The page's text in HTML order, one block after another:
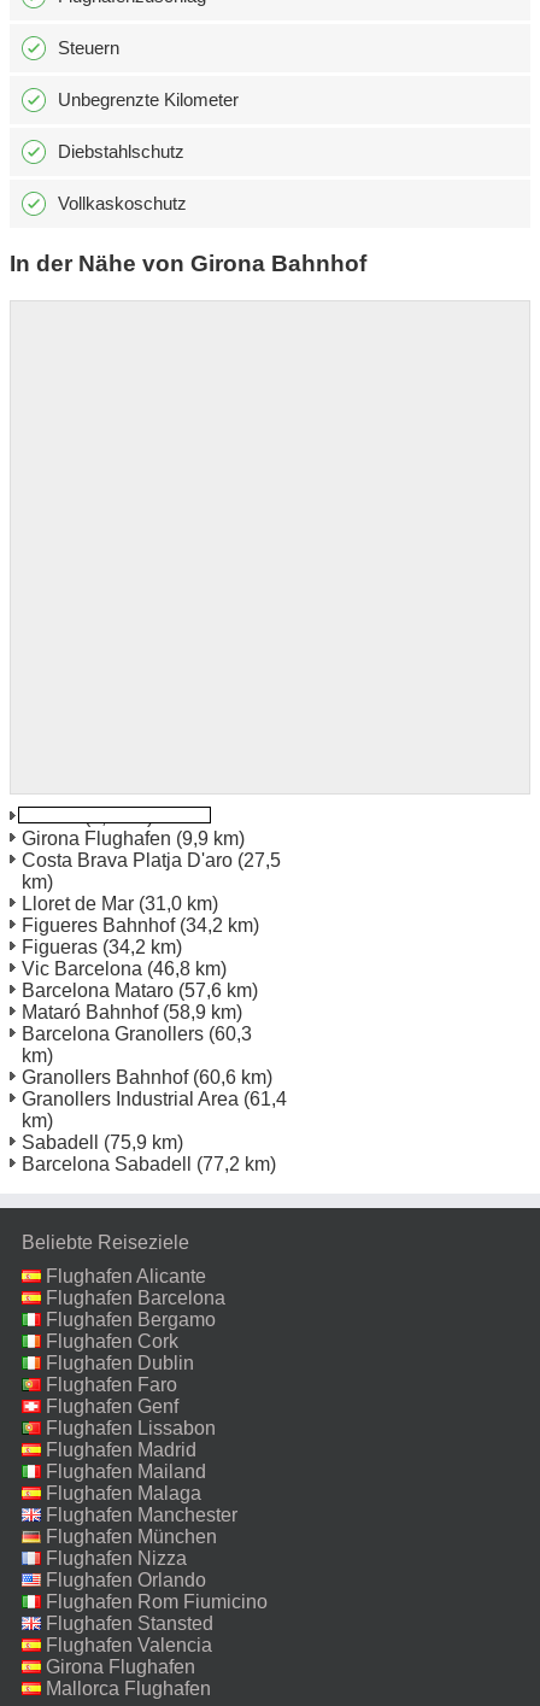
Steuern
Unbegrenzte Kilometer
Diebstahlschutz
Vollkaskoschutz
In der Nähe von Girona Bahnhof
Girona Flughafen (9,9 km)
Costa Brava Platja D'aro (27,5
km)
Lloret de Mar (31,0 km)
Figueres Bahnhof(34,2 km)
Figueras (34,2 km)
Vic Barcelona (46,8 km)
Barcelona Mataro (57,6 km)
Mataró Bahnhof(58,9 km)
Barcelona Granollers (60,3
km)
Granollers Bahnhof(60,6 km)
Granollers Industrial Area (61,4
km)
Sabadell
(75,9 km)
Barcelona Sabadell
(77,2 km)
Beliebte Reiseziele
Flughafen Alicante
Flughafen Barcelona
Flughafen Bergamo
Flughafen Cork
Flughafen Dublin
Flughafen Faro
Flughafen Genf
Flughafen Lissabon
Flughafen Madrid
Flughafen Mailand
Malpensa
Flughafen Malaga
Flughafen Manchester
Flughafen München
Flughafen Nizza
Flughafen Orlando
Flughafen Rom Fiumicino
Flughafen Stansted
Flughafen Valencia
Girona Flughafen
Mallorca Flughafen